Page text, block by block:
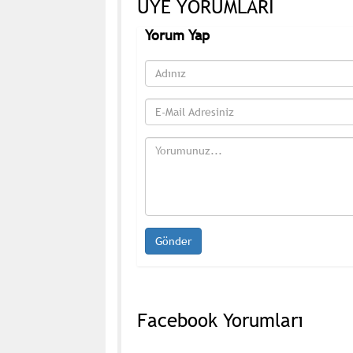
ÜYE YORUMLARI
Yorum Yap
Facebook Yorumları